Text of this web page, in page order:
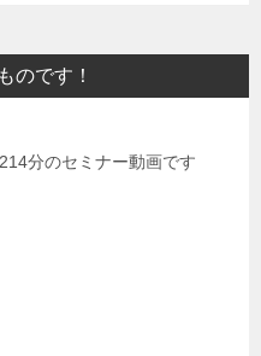
のです！
分のセミナー動画です